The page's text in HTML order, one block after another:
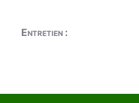
Entretien :